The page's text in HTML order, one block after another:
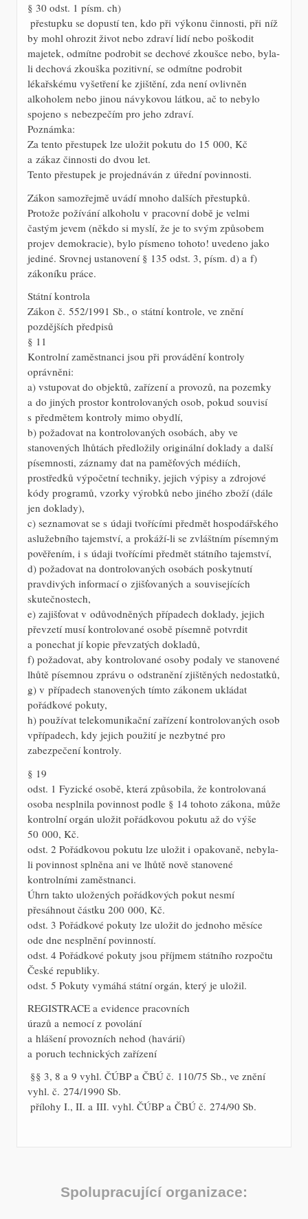
§ 30 odst. 1 písm. ch)
 přestupku se dopustí ten, kdo při výkonu činnosti, při níž
by mohl ohrozit život nebo zdraví lidí nebo poškodit
majetek, odmítne podrobit se dechové zkoušce nebo, byla-
li dechová zkouška pozitivní, se odmítne podrobit
lékařskému vyšetření ke zjištění, zda není ovlivněn
alkoholem nebo jinou návykovou látkou, ač to nebylo
spojeno s nebezpečím pro jeho zdraví.
Poznámka:
Za tento přestupek lze uložit pokutu do 15 000, Kč
a zákaz činnosti do dvou let.
Tento přestupek je projednáván z úřední povinnosti.
Zákon samozřejmě uvádí mnoho dalších přestupků.
Protože požívání alkoholu v pracovní době je velmi
častým jevem (někdo si myslí, že je to svým způsobem
projev demokracie), bylo písmeno tohoto! uvedeno jako
jediné. Srovnej ustanovení § 135 odst. 3, písm. d) a f)
zákoníku práce.
Státní kontrola
Zákon č. 552/1991 Sb., o státní kontrole, ve znění
pozdějších předpisů
§ 11
Kontrolní zaměstnanci jsou při provádění kontroly
oprávněni:
a) vstupovat do objektů, zařízení a provozů, na pozemky
a do jiných prostor kontrolovaných osob, pokud souvisí
s předmětem kontroly mimo obydlí,
b) požadovat na kontrolovaných osobách, aby ve
stanovených lhůtách předložily originální doklady a další
písemnosti, záznamy dat na paměťových médiích,
prostředků výpočetní techniky, jejich výpisy a zdrojové
kódy programů, vzorky výrobků nebo jiného zboží (dále
jen doklady),
c) seznamovat se s údaji tvořícími předmět hospodářského
aslužebního tajemství, a prokáží-li se zvláštním písemným
pověřením, i s údaji tvořícími předmět státního tajemství,
d) požadovat na dontrolovaných osobách poskytnutí
pravdivých informací o zjišťovaných a souvisejících
skutečnostech,
e) zajišťovat v odůvodněných případech doklady, jejich
převzetí musí kontrolované osobě písemně potvrdit
a ponechat jí kopie převzatých dokladů,
f) požadovat, aby kontrolované osoby podaly ve stanovené
lhůtě písemnou zprávu o odstranění zjištěných nedostatků,
g) v případech stanovených tímto zákonem ukládat
pořádkové pokuty,
h) používat telekomunikační zařízení kontrolovaných osob
vpřípadech, kdy jejich použití je nezbytné pro
zabezpečení kontroly.
§ 19
odst. 1 Fyzické osobě, která způsobila, že kontrolovaná
osoba nesplnila povinnost podle § 14 tohoto zákona, může
kontrolní orgán uložit pořádkovou pokutu až do výše
50 000, Kč.
odst. 2 Pořádkovou pokutu lze uložit i opakovaně, nebyla-
li povinnost splněna ani ve lhůtě nově stanovené
kontrolními zaměstnanci.
Úhrn takto uložených pořádkových pokut nesmí
přesáhnout částku 200 000, Kč.
odst. 3 Pořádkové pokuty lze uložit do jednoho měsíce
ode dne nesplnění povinností.
odst. 4 Pořádkové pokuty jsou příjmem státního rozpočtu
České republiky.
odst. 5 Pokuty vymáhá státní orgán, který je uložil.
REGISTRACE a evidence pracovních
úrazů a nemocí z povolání
a hlášení provozních nehod (havárií)
a poruch technických zařízení
 §§ 3, 8 a 9 vyhl. ČÚBP a ČBÚ č. 110/75 Sb., ve znění
vyhl. č. 274/1990 Sb.
 přílohy I., II. a III. vyhl. ČÚBP a ČBÚ č. 274/90 Sb.
Spolupracující organizace: